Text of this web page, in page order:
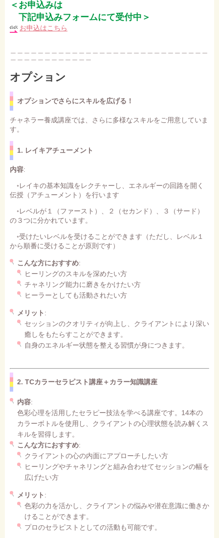
＜お申込みは
下記申込みフォームにて受付中＞
お申込はこちら
オプション
オプションでさらにスキルを広げる！
チャネラー養成講座では、さらに多様なスキルをご用意していま
す。
1. レイキアチューメント
内容:
◦レイキの基本知識をレクチャーし、エネルギーの回路を開く
伝授（アチューメント）を行います
◦レベルが１（ファースト）、２（セカンド）、３（サード）
の３つに分かれています。
◦受けたいレベルを受けることができます（ただし、レベル１
から順番に受けることが原則です）
こんな方におすすめ:
ヒーリングのスキルを深めたい方
チャネリング能力に磨きをかけたい方
ヒーラーとしても活動されたい方
メリット :
セッションのクオリティが向上し、クライアントにより深い
癒しをもたらすことができます。
自身のエネルギー状態を整える習慣が身につきます。
2. TCカラーセラピスト講座＋カラー知識講座
内容:
色彩心理を活用したセラピー技法を学べる講座です。14本の
カラーボトルを使用し、クライアントの心理状態を読み解くス
キルを習得します。
こんな方におすすめ:
クライアントの心の内面にアプローチしたい方
ヒーリングやチャネリングと組み合わせてセッションの幅を
広げたい方
メリット :
色彩の力を活かし、クライアントの悩みや潜在意識に働きか
けることができます。
プロのセラピストとしての活動も可能です。